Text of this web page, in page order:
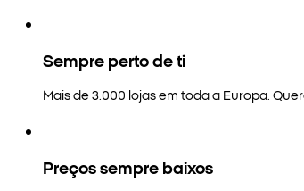
Sempre perto de ti
Mais de 3.000 lojas em toda a Europa.
Preços sempre baixos